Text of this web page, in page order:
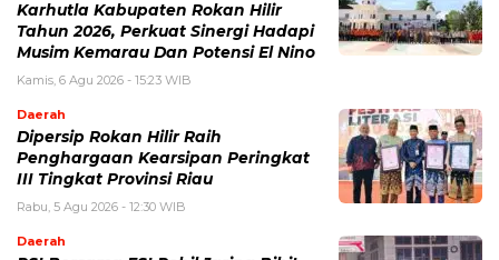
Karhutla Kabupaten Rokan Hilir
Tahun 2026, Perkuat Sinergi Hadapi
Musim Kemarau Dan Potensi El Nino
Kamis, 6 Agu 2026 - 15:23 WIB
Daerah
Dipersip Rokan Hilir Raih
Penghargaan Kearsipan Peringkat
III Tingkat Provinsi Riau
Rabu, 5 Agu 2026 - 12:30 WIB
Daerah